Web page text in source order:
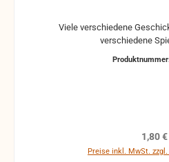
Viele verschiedene
verschiedene
1,80 €
Preise inkl. MwSt.